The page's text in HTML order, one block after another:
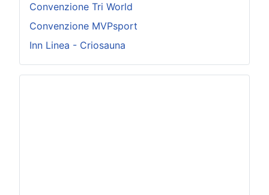
Convenzione Tri World
Convenzione MVPsport
Inn Linea - Criosauna